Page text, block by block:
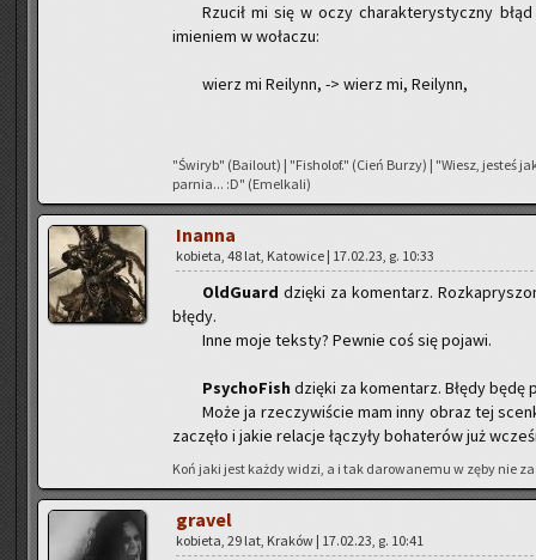
Rzu­cił mi się w oczy cha­rak­te­ry­stycz­ny
imie­niem w wo­ła­czu:
wierz mi Re­ilynn, -> wierz mi, Re­ilynn,
"Świ­ryb" (Ba­ilo­ut) | "Fi­sho­lof." (Cień Burzy) | "Wiesz,
par­nia... :D" (Emel­ka­li)
In­an­na
ko­bie­ta, 48 lat, Ka­to­wi­ce | 17.02.23, g. 10:33
Old­Gu­arddzię­ki za ko­men­tarz.
błędy.
Inne moje tek­sty? Pew­nie coś się po­ja­wi.
Psy­cho­Fish dzię­ki za ko­men­tarz. Błędy będę
Może ja rze­czy­wi­ście mam inny obraz tej
za­czę­ło i jakie re­la­cje łą­czy­ły bo­ha­te­rów już
Koń jaki jest każdy widzi, a i tak da­ro­wa­ne­mu w zęby nie
gra­vel
ko­bie­ta, 29 lat, Kra­ków | 17.02.23, g. 10:41